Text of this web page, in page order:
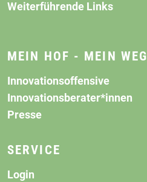
Weiterführende Links
MEIN HOF - MEIN WEG
Innovationsoffensive
Innovationsberater*innen
Presse
SERVICE
Login